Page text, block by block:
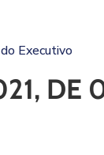
Executivo
DE